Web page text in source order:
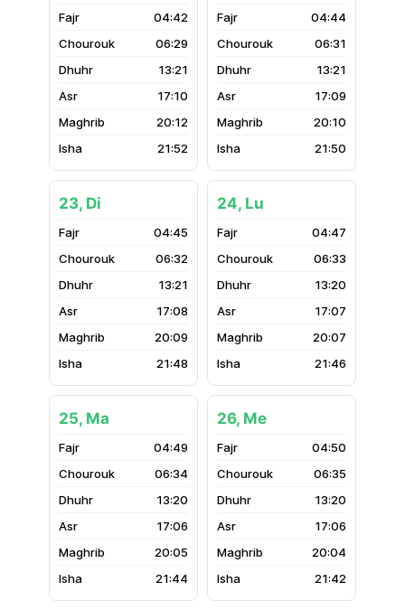
04:42
06:29
13:21
17:10
20:12
21:52
04:44
06:31
13:21
17:09
20:10
21:50
23, Di
04:45
06:32
13:21
17:08
20:09
21:48
24, Lu
04:47
06:33
13:20
17:07
20:07
21:46
25, Ma
04:49
06:34
13:20
17:06
20:05
21:44
26, Me
04:50
06:35
13:20
17:06
20:04
21:42